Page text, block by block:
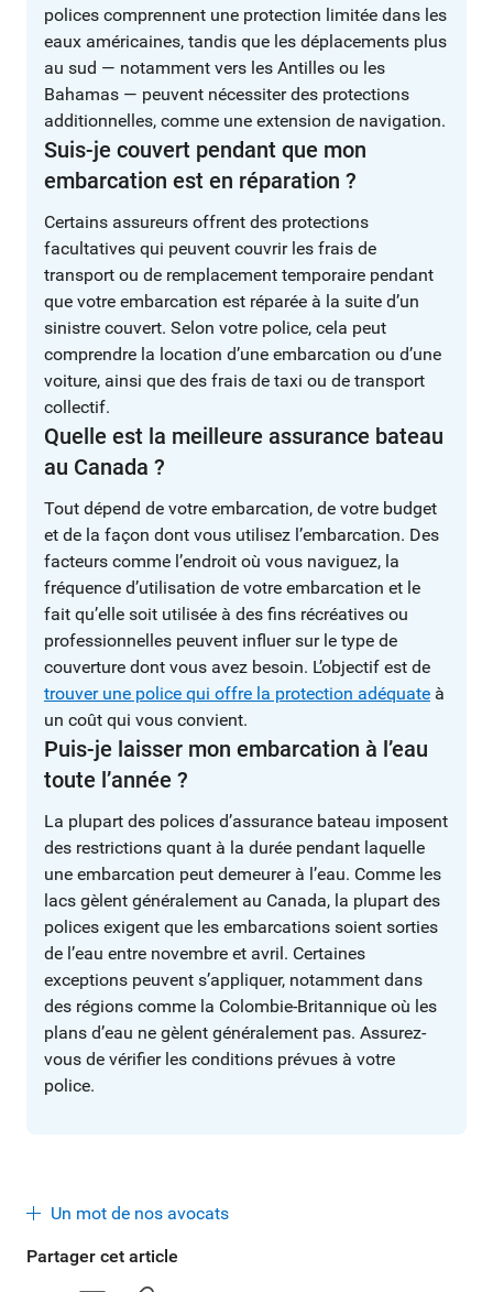
Partager cet article
polices comprennent une protection limitée dans les
eaux américaines, tandis que les déplacements plus
au sud — notamment vers les Antilles ou les
Bahamas — peuvent nécessiter des protections
additionnelles, comme une extension de navigation.
Suis-je couvert pendant que mon
embarcation est en réparation ?
Certains assureurs offrent des protections
facultatives qui peuvent couvrir les frais de
transport ou de remplacement temporaire pendant
que votre embarcation est réparée à la suite d’un
sinistre couvert. Selon votre police, cela peut
comprendre la location d’une embarcation ou d’une
voiture, ainsi que des frais de taxi ou de transport
collectif.
Quelle est la meilleure assurance bateau
au Canada ?
Tout dépend de votre embarcation, de votre budget
et de la façon dont vous utilisez l’embarcation. Des
facteurs comme l’endroit où vous naviguez, la
fréquence d’utilisation de votre embarcation et le
fait qu’elle soit utilisée à des fins récréatives ou
professionnelles peuvent influer sur le type de
couverture dont vous avez besoin. L’objectif est de
trouver une police qui offre la protection adéquate à
un coût qui vous convient.
Puis-je laisser mon embarcation à l’eau
toute l’année ?
La plupart des polices d’assurance bateau imposent
des restrictions quant à la durée pendant laquelle
une embarcation peut demeurer à l’eau. Comme les
lacs gèlent généralement au Canada, la plupart des
polices exigent que les embarcations soient sorties
de l’eau entre novembre et avril. Certaines
exceptions peuvent s’appliquer, notamment dans
des régions comme la Colombie-Britannique où les
plans d’eau ne gèlent généralement pas. Assurez-
vous de vérifier les conditions prévues à votre
police.
Un mot de nos avocats